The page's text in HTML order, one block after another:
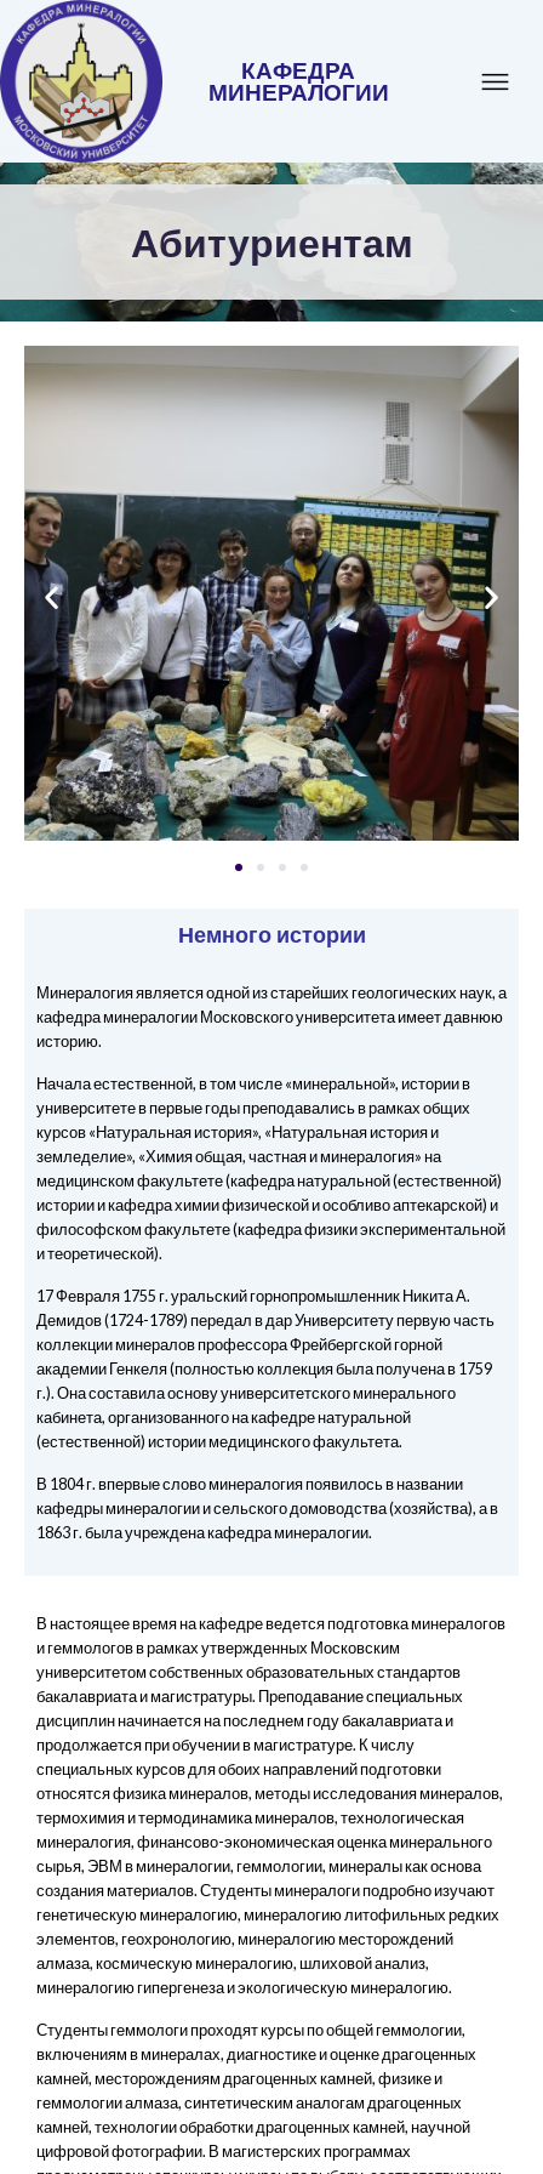
КАФЕДРА
МИНЕРАЛОГИИ
Абитуриентам
Немного истории
Минералогия является одной из старейших геологических наук, а
кафедра минералогии Московского университета имеет давнюю
историю.
Начала естественной, в том числе «минеральной», истории в
университете в первые годы преподавались в рамках общих
курсов «Натуральная история», «Натуральная история и
земледелие», «Химия общая, частная и минералогия» на
медицинском факультете (кафедра натуральной (естественной)
истории и кафедра химии физической и особливо аптекарской) и
философском факультете (кафедра физики экспериментальной
и теоретической).
17 Февраля 1755 г. уральский горнопромышленник Никита А.
Демидов (1724-1789) передал в дар Университету первую часть
коллекции минералов профессора Фрейбергской горной
академии Генкеля (полностью коллекция была получена в 1759
г.). Она составила основу университетского минерального
кабинета, организованного на кафедре натуральной
(естественной) истории медицинского факультета.
В 1804 г. впервые слово минералогия появилось в названии
кафедры минералогии и сельского домоводства (хозяйства), а в
1863 г. была учреждена кафедра минералогии.
В настоящее время на кафедре ведется подготовка минералогов
и геммологов в рамках утвержденных Московским
университетом собственных образовательных стандартов
бакалавриата и магистратуры. Преподавание специальных
дисциплин начинается на последнем году бакалавриата и
продолжается при обучении в магистратуре. К числу
специальных курсов для обоих направлений подготовки
относятся физика минералов, методы исследования минералов,
термохимия и термодинамика минералов, технологическая
минералогия, финансово-экономическая оценка минерального
сырья, ЭВМ в минералогии, геммологии, минералы как основа
создания материалов. Студенты минералоги подробно изучают
генетическую минералогию, минералогию литофильных редких
элементов, геохронологию, минералогию месторождений
алмаза, космическую минералогию, шлиховой анализ,
минералогию гипергенеза и экологическую минералогию.
Студенты геммологи проходят курсы по общей геммологии,
включениям в минералах, диагностике и оценке драгоценных
камней, месторождениям драгоценных камней, физике и
геммологии алмаза, синтетическим аналогам драгоценных
камней, технологии обработки драгоценных камней, научной
цифровой фотографии. В магистерских программах